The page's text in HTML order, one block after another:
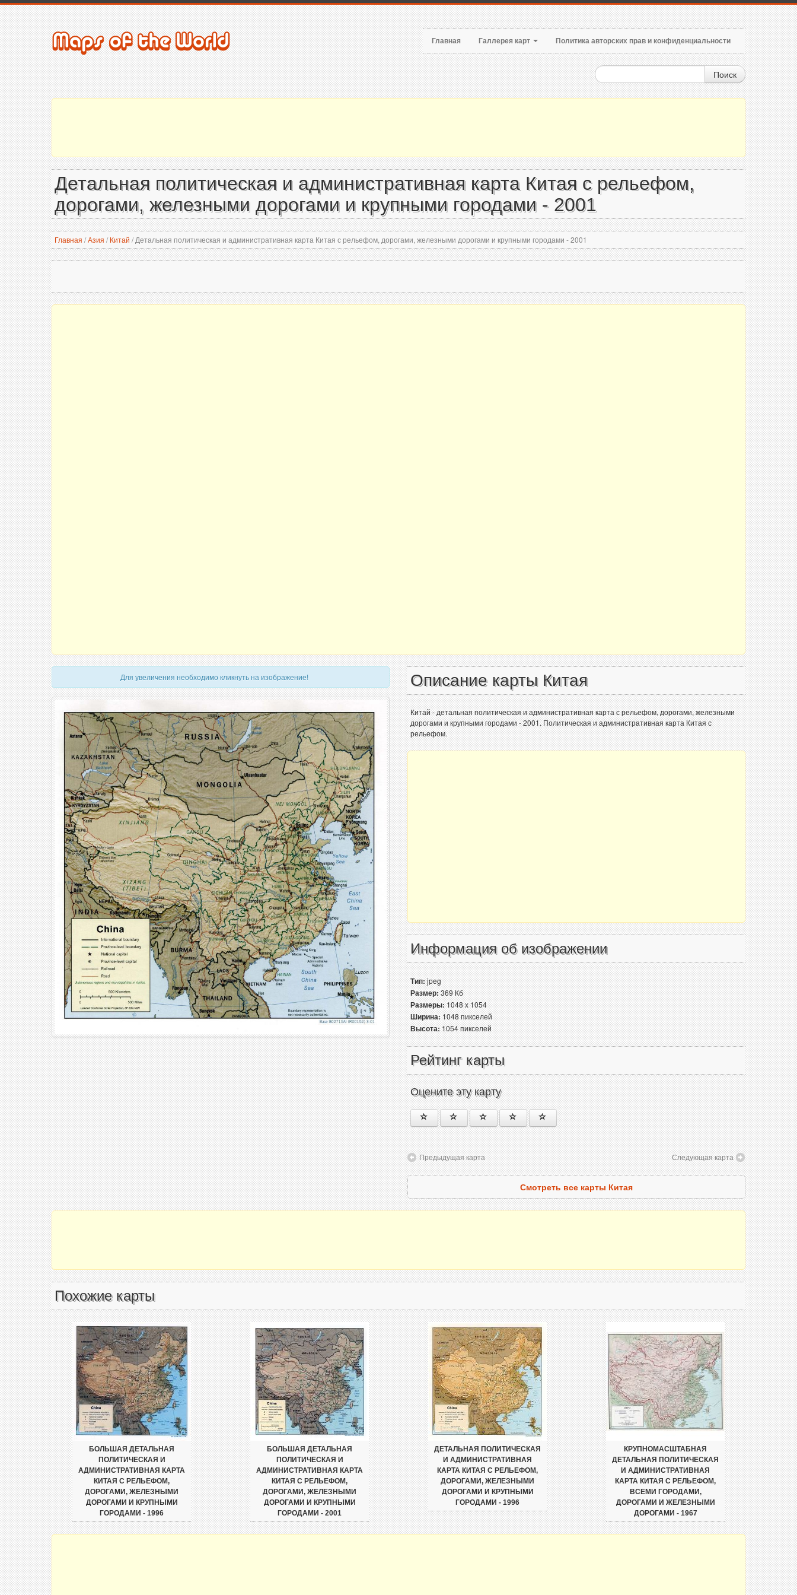
Главная Галлерея карт Политика авторских прав и конфиденциальности
Поиск
Детальная политическая и административная карта Китая с рельефом,
дорогами, железными дорогами и крупными городами - 2001
Главная /Азия / Китай /Детальная политическая и административная карта Китая с рельефом, дорогами, железными дорогами и крупными городами - 2001
Для увеличения необходимо кликнуть на изображение! Описание карты Китая
Китай - детальная политическая и административная карта с рельефом, дорогами, железными
дорогами и крупными городами - 2001. Политическая и административная карта Китая с
рельефом.
Информация об изображении
Тип:jpeg
Размер:369 Кб
Размеры:1048 x 1054
Ширина:1048 пикселей
Высота:1054 пикселей
Рейтинг карты
Оцените эту карту
Предыдущая карта Следующая карта
Смотреть все карты Китая
Похожие карты
БОЛЬШАЯ ДЕТАЛЬНАЯ
ПОЛИТИЧЕСКАЯ И
АДМИНИСТРАТИВНАЯ КАРТА
КИТАЯ С РЕЛЬЕФОМ,
ДОРОГАМИ, ЖЕЛЕЗНЫМИ
ДОРОГАМИ И КРУПНЫМИ
ГОРОДАМИ - 1996
БОЛЬШАЯ ДЕТАЛЬНАЯ
ПОЛИТИЧЕСКАЯ И
АДМИНИСТРАТИВНАЯ КАРТА
КИТАЯ С РЕЛЬЕФОМ,
ДОРОГАМИ, ЖЕЛЕЗНЫМИ
ДОРОГАМИ И КРУПНЫМИ
ГОРОДАМИ - 2001
ДЕТАЛЬНАЯ ПОЛИТИЧЕСКАЯ
И АДМИНИСТРАТИВНАЯ
КАРТА КИТАЯ С РЕЛЬЕФОМ,
ДОРОГАМИ, ЖЕЛЕЗНЫМИ
ДОРОГАМИ И КРУПНЫМИ
ГОРОДАМИ - 1996
КРУПНОМАСШТАБНАЯ
ДЕТАЛЬНАЯ ПОЛИТИЧЕСКАЯ
И АДМИНИСТРАТИВНАЯ
КАРТА КИТАЯ С РЕЛЬЕФОМ,
ВСЕМИ ГОРОДАМИ,
ДОРОГАМИ И ЖЕЛЕЗНЫМИ
ДОРОГАМИ - 1967